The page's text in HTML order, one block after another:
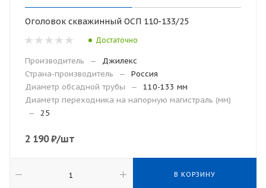
Оголовок скважинный ОСП 110-133/25
Достаточно
Производитель —
Джилекс
Страна-производитель
—
Россия
Диаметр обсадной трубы
—
110-133 мм
Диаметр переходника на напорную магистраль (мм)
—
25
2 190₽/шт
В КОРЗИНУ